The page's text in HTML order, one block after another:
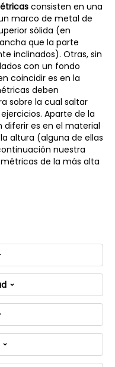
consisten en una
marco de metal de
sólida (en
que la parte
inclinados). Otras, sin
con un fondo
coincidir es en la
deben
sobre la cual saltar
Aparte de la
es en el material
altura (alguna de ellas
nuestra
de la más alta